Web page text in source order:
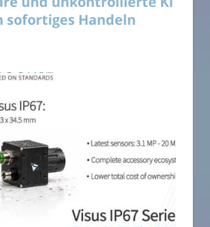
sofortiges Handeln